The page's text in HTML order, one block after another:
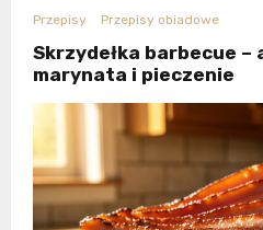
Przepisy Przepisy obiadowe
Skrzydełka barbecue –
marynata i pieczenie